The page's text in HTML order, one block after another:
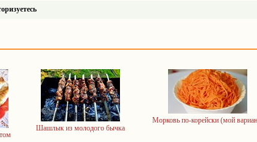
Шашлык из молодого бычка
Морковь по-корейски (мой